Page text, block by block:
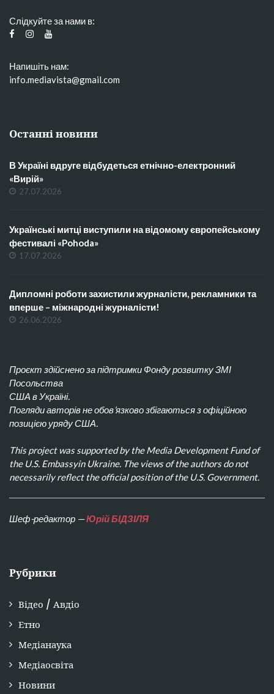
Слідкуйте за нами в:
Напишіть нам:
info.mediavista@gmail.com
Останні новини
В Україні вдруге відбудеться етнічно-електронний
«Вирій»
27.07.2026
Українські митці виступили на відомому європейському
фестивалі «Pohoda»
17.07.2026
Дипломні роботи захистили журналісти, рекламники та
вперше – міжнародні журналісти!
26.06.2026
Проєкт здійснено за підтримки Фонду розвитку ЗМІ
Посольства
США в Україні.
Погляди авторів не обов’язково збігаються з офіційною
позицією уряду США.
This project was supported by the Media Development Fund of
the U.S. Embassyin Ukraine. The views of the authors do not
necessarily reflect the official position of the U.S. Government.
Шеф-редактор —Юрій БІДЗІЛЯ
Рубрики
Відео / Авдіо
Етно
Медіанаука
Медіаосвіта
Новини